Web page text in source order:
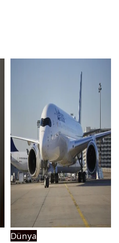
Dünya